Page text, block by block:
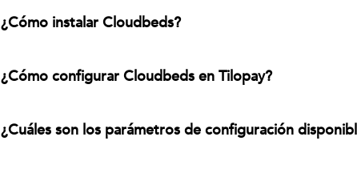
¿Cómo instalar Cloudbeds?
¿Cómo configurar Cloudbeds en Tilopay?
¿Cuáles son los parámetros de configuración